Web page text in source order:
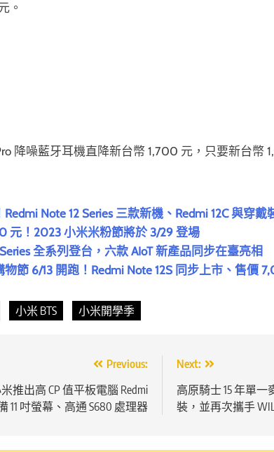
。
降噪藍牙耳機直降新台幣 1,700 元，只要新台幣
Note 12 Series 三款新機、Redmi 12C 與穿戴
元！2023 小米米粉節將於 3/29 登場
全系列登台，六款 AIoT 新產品同步在臺亮相
物節 6/13 開跑！Redmi Note 12S 同步上市、售價
小米 BTS 小米開學季
Previous:
推出高 CP 值平板電腦 Redmi
11 吋螢幕、高通 S680 處理器
Next:
高原騎士 15 年單
裝，並再次攜手